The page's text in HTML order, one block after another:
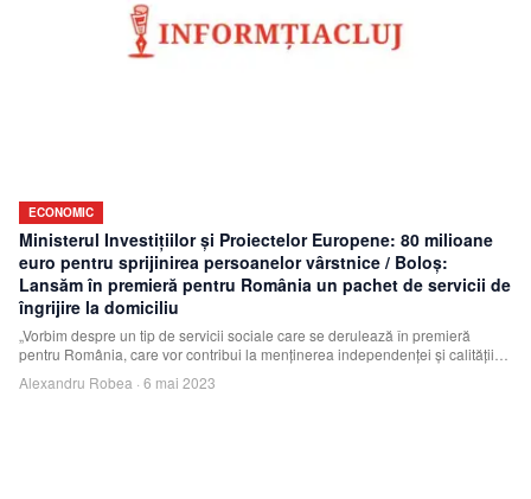
ECONOMIC
Ministerul Investiţiilor şi Proiectelor Europene: 80 milioane
euro pentru sprijinirea persoanelor vârstnice / Boloş:
Lansăm în premieră pentru România un pachet de servicii de
îngrijire la domiciliu
„Vorbim despre un tip de servicii sociale care se derulează în premieră
pentru România, care vor contribui la menţinerea independenţei şi calităţii
Alexandru Robea · 6 mai 2023